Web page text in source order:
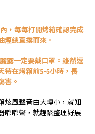
，每每打開烤箱確認完成
煙總直撲而來。
露一定要戴口罩。雖然逗
待在烤箱前5-6小時，長
害。
炫風聲音由大轉小，就知
嘟嘟聲，就趕緊整理好展